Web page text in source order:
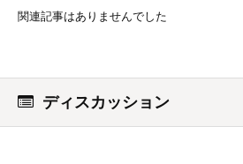
関連記事はありませんでした
ディスカッション